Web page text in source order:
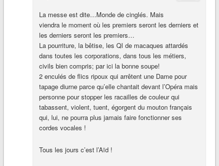
La messe est dite…Monde de cinglés. Mais
viendra le moment où les premiers seront les derniers et
les derniers seront les premiers…
La pourriture, la bêtise, les QI de macaques attardés
dans toutes les corporations, dans tous les métiers,
civils bien compris; par ici la bonne soupe!
2 enculés de flics ripoux qui arrêtent une Dame pour
tapage diurne parce qu’elle chantait devant l’Opéra mais
personne pour stopper les racailles de couleur qui
tabassent, violent, tuent, égorgent du mouton français
qui, lui, ne pourra plus jamais faire fonctionner ses
cordes vocales !
Tous les jours c’est l’Aïd !